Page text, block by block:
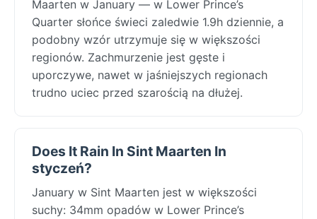
Maarten w January — w Lower Prince’s
Quarter słońce świeci zaledwie 1.9h dziennie, a
podobny wzór utrzymuje się w większości
regionów. Zachmurzenie jest gęste i
uporczywe, nawet w jaśniejszych regionach
trudno uciec przed szarością na dłużej.
Does It Rain In Sint Maarten In
styczeń?
January w Sint Maarten jest w większości
suchy: 34mm opadów w Lower Prince’s